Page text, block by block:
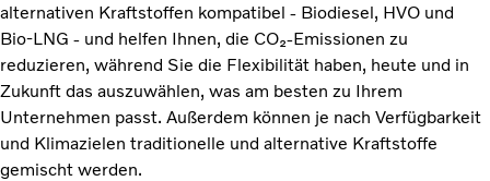
alternativen Kraftstoffen kompatibel - Biodiesel, HVO und
Bio-LNG - und helfen Ihnen, die CO₂-Emissionen zu
reduzieren, während Sie die Flexibilität haben, heute und in
Zukunft das auszuwählen, was am besten zu Ihrem
Unternehmen passt. Außerdem können je nach Verfügbarkeit
und Klimazielen traditionelle und alternative Kraftstoffe
gemischt werden.